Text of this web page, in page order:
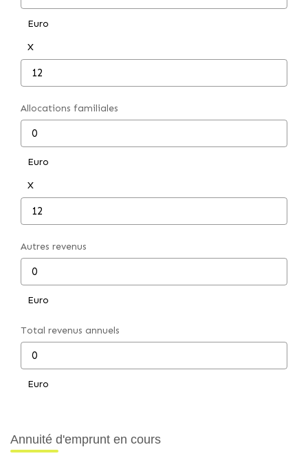
Euro
X
Allocations familiales
Euro
X
Autres revenus
Euro
Total revenus annuels
Euro
Annuité d'emprunt en cours